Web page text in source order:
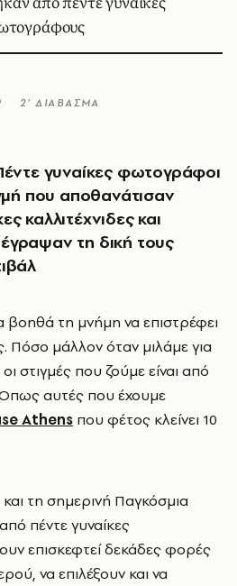
2’ ΔΙΑΒΑΣΜΑ
γυναίκες φωτογράφοι
που αποθανάτισαν
καλλιτέχνιδες και
τη δική τους
Πόσο μάλλον όταν μιλάμε για
στιγμές που ζούμε είναι από
αυτές που έχουμε
Athens που φέτος κλείνει 10
τη σημερινή Παγκόσμια
πέντε γυναίκες
επισκεφτεί δεκάδες φορές
να επιλέξουν και να